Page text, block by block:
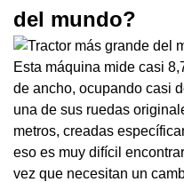
del mundo?
Esta máquina mide casi
de ancho, ocupando casi
una de sus ruedas
metros, creadas
eso es muy difícil
vez que necesitan un